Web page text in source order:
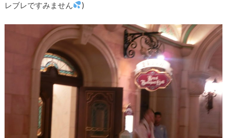
レブレですみません
)